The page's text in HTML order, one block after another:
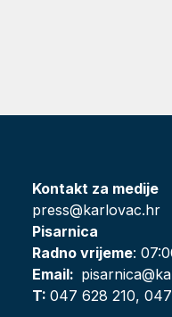
Kontakt za medije
press@karlovac.hr
Pisarnica
Radno vrijeme:
Email:
T:047 628 210,